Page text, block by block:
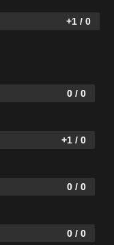
+1 / 0
0 / 0
+1 / 0
0 / 0
0 / 0